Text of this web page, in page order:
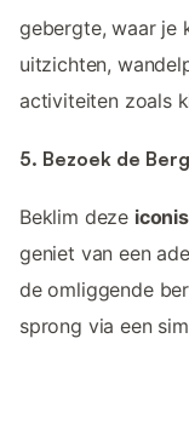
gebergte, waar je
uitzichten,
activiteiten zoals
5. Bezoek de
Beklim deze
geniet van een
de omliggende
sprong via een